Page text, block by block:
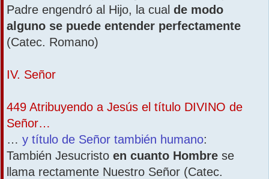
Padre engendró al Hijo, la cual de modo
alguno se puede entender perfectamente
(Catec. Romano)
IV. Señor
449 Atribuyendo a Jesús el título DIVINO de
Señor…
… y título de Señor también humano:
También Jesucristo en cuanto Hombre se
llama rectamente Nuestro Señor (Catec.